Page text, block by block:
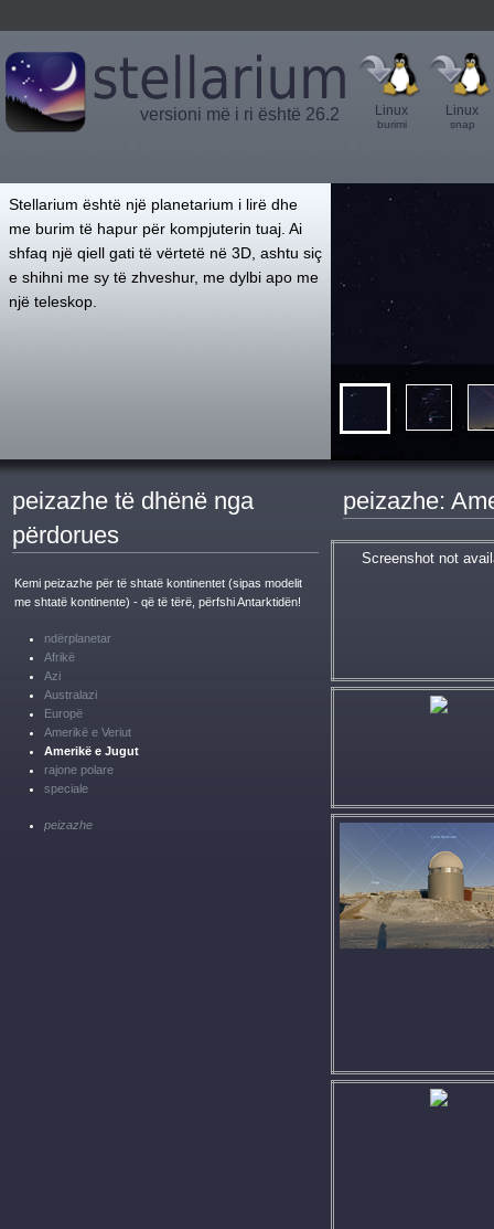
versioni më i ri është 26.2 Linux
burimi
Linux
snap
Stellarium është një planetarium i lirë dhe
me burim të hapur për kompjuterin tuaj. Ai
shfaq një qiell gati të vërtetë në 3D, ashtu siç
e shihni me sy të zhveshur, me dylbi apo me
një teleskop.
peizazhe të dhënë nga
përdorues
Kemi peizazhe për të shtatë kontinentet (sipas modelit
me shtatë kontinente) - që të tërë, përfshi Antarktidën!
ndërplanetar
Afrikë
Azi
Australazi
Europë
Amerikë e Veriut
Amerikë e Jugut
rajone polare
speciale
peizazhe
peizazhe:
Screenshot not